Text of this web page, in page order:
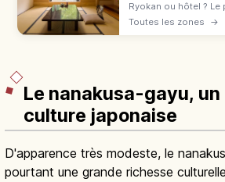
Ryokan ou hôtel ? Le
l'omotenashi : tatami,
Toutes les zones →
Le nanakusa-gayu,
culture japonaise
D'apparence très modeste, le
pourtant une grande richesse